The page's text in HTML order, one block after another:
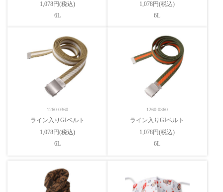
1,078円(税込)
6L
1,078円(税込)
6L
1260-0360
ライン入りGIベルト
1,078円(税込)
6L
1260-0360
ライン入りGIベルト
1,078円(税込)
6L